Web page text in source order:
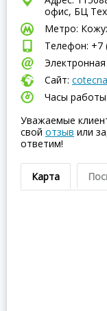
офис, БЦ
Метро:
Телефон: +7
Сайт:
Часы
Уважаемые
свой отзыв или
ответим!
Карта